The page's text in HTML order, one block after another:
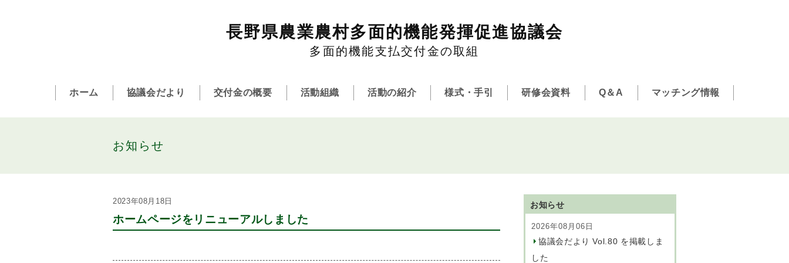
長野県農業農村多面的機能発揮促進協議会
多面的機能支払交付金の取組
ホーム 協議会だより 交付金の概要 活動組織 活動の紹介 様式・手引 研修会資料 Q＆A マッチング情報
お知らせ
2023年08月18日
ホームページをリニューアルしました
お知らせ
2026年08月06日
協議会だより Vol.80 を掲載しま
した